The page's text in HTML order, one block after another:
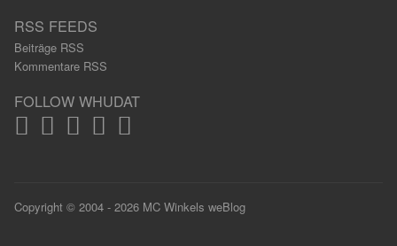
RSS FEEDS
Beiträge RSS
Kommentare RSS
FOLLOW WHUDAT
Copyright © 2004 - 2026 MC Winkels weBlog